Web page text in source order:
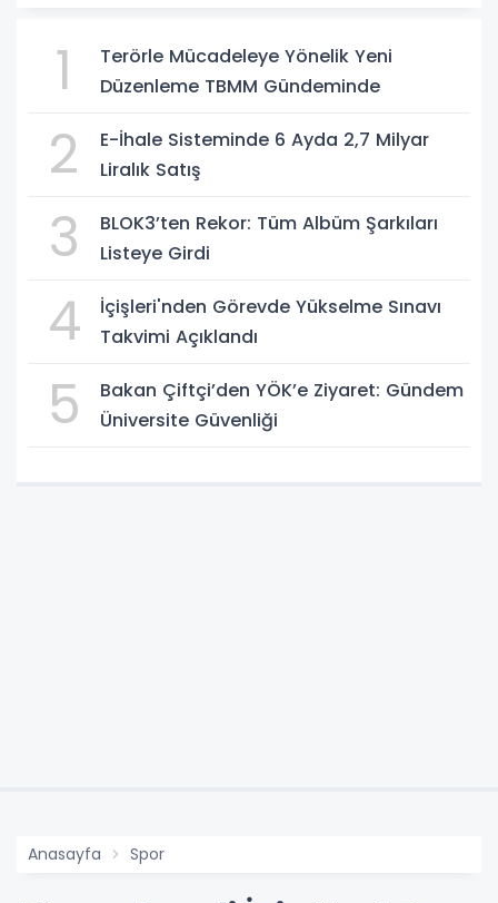
1
Terörle Mücadeleye Yönelik Yeni
Düzenleme TBMM Gündeminde
2
E-İhale Sisteminde 6 Ayda 2,7 Milyar
Liralık Satış
3
BLOK3’ten Rekor: Tüm Albüm Şarkıları
Listeye Girdi
4
İçişleri'nden Görevde Yükselme Sınavı
Takvimi Açıklandı
5
Bakan Çiftçi’den YÖK’e Ziyaret: Gündem
Üniversite Güvenliği
Anasayfa Spor